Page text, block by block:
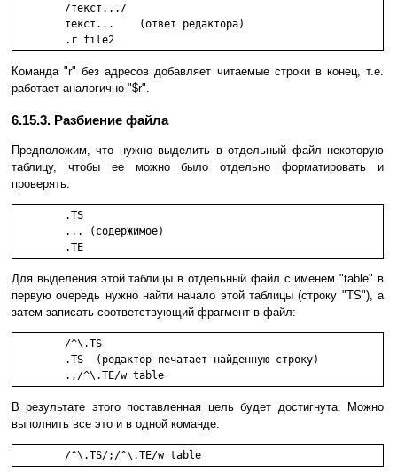
        /текст.../
        текст...    (ответ редактора)
        .r file2
Команда "r" без адресов добавляет читаемые строки в конец, т.е.
работает аналогично "$r".
6.15.3. Разбиение файла
Предположим, что нужно выделить в отдельный файл некоторую
таблицу, чтобы ее можно было отдельно форматировать и
проверять.
        .TS
        ... (содержимое)
        .TE
Для выделения этой таблицы в отдельный файл с именем "table" в
первую очередь нужно найти начало этой таблицы (строку "TS"), а
затем записать соответствующий фрагмент в файл:
        /^\.TS
        .TS  (редактор печатает найденную строку)
        .,/^\.TE/w table
В результате этого поставленная цель будет достигнута. Можно
выполнить все это и в одной команде:
	/^\.TS/;/^\.TE/w table